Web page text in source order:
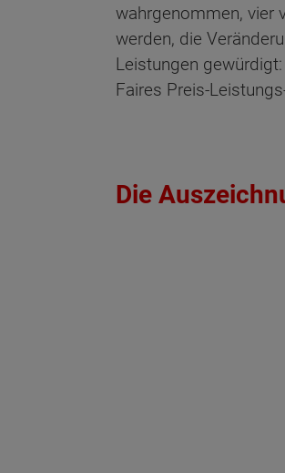
wahrgenommen, vier
werden, die
Leistungen
Faires Preis-
Die